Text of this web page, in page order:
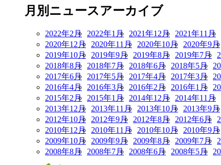
月別ニュースアーカイブ
2022年2月 2022年1月 2021年12月 2021年11月
2020年12月 2020年11月 2020年10月 2020年9月
2019年10月 2019年9月 2019年8月 2019年7月
2018年8月 2018年7月 2018年6月 2018年5月
2017年6月 2017年5月 2017年4月 2017年3月
2016年4月 2016年3月 2016年2月 2016年1月
2015年2月 2015年1月 2014年12月 2014年11月
2013年12月 2013年11月 2013年10月 2013年9月
2012年10月 2012年9月 2012年8月 2012年6月
2010年12月 2010年11月 2010年10月 2010年9月
2009年10月 2009年9月 2009年8月 2009年7月
2008年8月 2008年7月 2008年6月 2008年5月